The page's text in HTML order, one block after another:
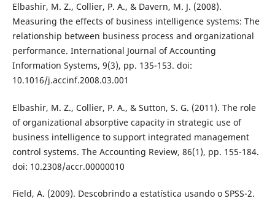
Elbashir, M. Z., Collier, P. A., & Davern, M. J. (2008).
Measuring the effects of business intelligence systems: The
relationship between business process and organizational
performance. International Journal of Accounting
Information Systems, 9(3), pp. 135-153. doi:
10.1016/j.accinf.2008.03.001
Elbashir, M. Z., Collier, P. A., & Sutton, S. G. (2011). The role
of organizational absorptive capacity in strategic use of
business intelligence to support integrated management
control systems. The Accounting Review, 86(1), pp. 155-184.
doi: 10.2308/accr.00000010
Field, A. (2009). Descobrindo a estatística usando o SPSS-2.